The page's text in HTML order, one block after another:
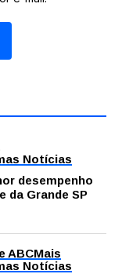
Notícias
desempenho
da Grande SP
ABCMais
Notícias